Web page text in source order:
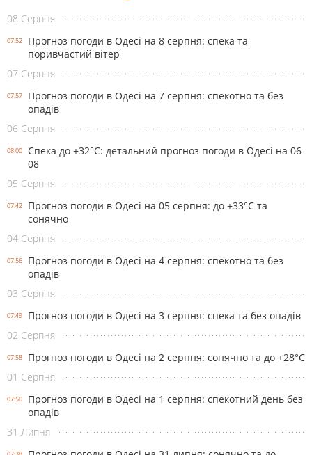
08 Серпня
07:52
Прогноз погоди в Одесі на 8 серпня: спека та
поривчастий вітер
07 Серпня
07:57
Прогноз погоди в Одесі на 7 серпня: спекотно та без
опадів
06 Серпня
08:00
Спека до +32°С: детальний прогноз погоди в Одесі на 06-
08
05 Серпня
07:42
Прогноз погоди в Одесі на 05 серпня: до +33°С та
сонячно
04 Серпня
07:56
Прогноз погоди в Одесі на 4 серпня: спекотно та без
опадів
03 Серпня
07:49
Прогноз погоди в Одесі на 3 серпня: спека та без опадів
02 Серпня
07:58
Прогноз погоди в Одесі на 2 серпня: сонячно та до +28°С
01 Серпня
07:50
Прогноз погоди в Одесі на 1 серпня: спекотний день без
опадів
31 Липня